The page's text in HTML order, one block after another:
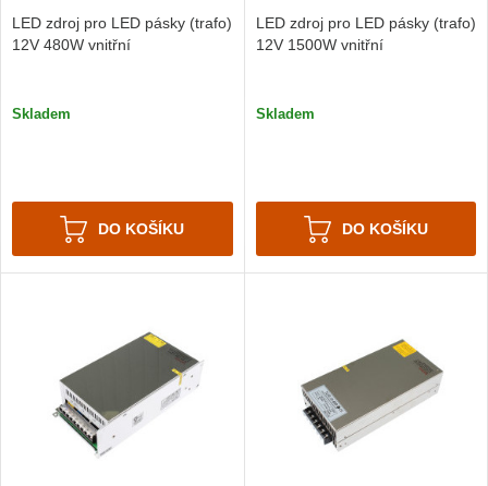
LED zdroj pro LED pásky (trafo)
12V 480W vnitřní
Skladem
DO KOŠÍKU
LED zdroj pro LED pásky (trafo)
12V 1500W vnitřní
Skladem
DO KOŠÍKU